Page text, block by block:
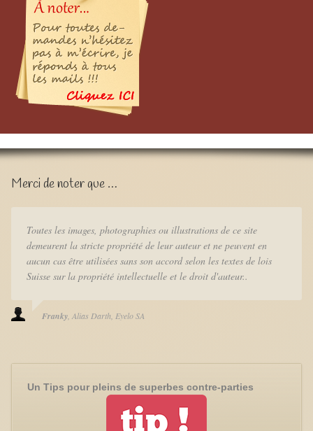
Merci de noter que …
Toutes les images, photographies ou illustrations de ce site
demeurent la stricte propriété de leur auteur et ne peuvent en
aucun cas être utilisées sans son accord selon les textes de lois
Suisse sur la propriété intellectuelle et le droit d'auteur..
Franky Alias Darth Eyelo SA
Un Tips pour pleins de superbes contre-parties